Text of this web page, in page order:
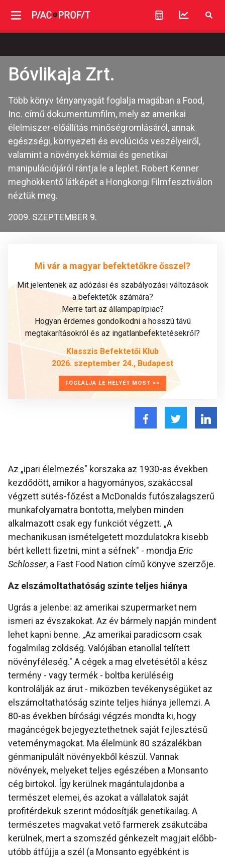
Bóvlikaja Zrt.
Több könyv tényanyagát foglalja magában a Food,
Inc. című dokumentumfilm, mely az amerikai
élelmiszer-előállítás minőségromlásáról, annak
egészségi, környezeti és evolúciós veszélyeiről,
valamint a növények kémiai és genetikai
manipulációjáról rántja le a leplet. Robert Kenner
meghökkentő látképét a Hongkongi Filmfesztiválon
néztük meg.
2009. SZEPTEMBER 9.
Mi vár a magyar befektetőkre ősszel?
Mit jelentenek az adózási és szabályozási változások
a befektetők számára?
Merre tart az állampapírpiac?
Hogyan érdemes gondolkodni a hosszú távú
megtakarításokról és az ingatlanbefektetésekről?
Klasszis Befektetői Klub
2026. szeptember 24., Budapest
FOGLALJA LE HELYÉT MOST >>
Az „ipari élelmezés" korszaka az 1930-as években
kezdődött, amikor a hagyományos, szakáccsal
végzett sütés-főzést a McDonalds futószalagszerű
munkafolyamatra bontotta, melyben minden
alkalmazott csak egy funkciót végzett. „A
mechanikusan ismételgetett mozdulatokra kisebb
bért kellett fizetni, mint a séfnek" - mondjaEric
Schlosser, a Fast Food Nation című könyve szerzője.
Az elszámoltathatóság szinte teljes hiánya
Ugrás a jelenbe: az amerikai szupermarket nem
ismeri az évszakokat. Az év bármely napján mindent
lehet kapni benne. „Az amerikai paradicsom csak
fogalmilag zöldség. Valójában etanollal telített
növényféleség." A cégek a mag elvetésétől a kész
termény - vagy termék - boltba kerüléséig
kontrolálják az árut - miközben tevékenységüket az
elszámoltathatóság szinte teljes hiánya jellemzi. A
80-as években bírósági végzés mondta ki, hogy
magáncégek bejegyeztethetnek saját fejlesztésű
veteménymagokat. Ma élelmünk 80 százalékban
génmanipulált növényekből készül. Vannak
növények, melyeket teljes egészében a Monsanto
cég birtokol. Így kerülnek magántulajdonba a
természet elemei, és azokat a vállalatok saját
profitérdekük szerint módosítják genetikailag. A
természetes magvakat vető farmerek zsákutcába
kerülnek, mert a szomszéd génkezelt magjait előbb-
utóbb átfújja a szél (a Monsanto egyébként is